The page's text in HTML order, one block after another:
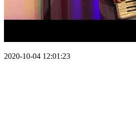
2020-10-04 12:01:23